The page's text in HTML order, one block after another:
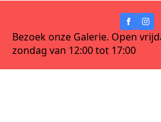
Bezoek onze Galerie. Open
zondag van 12:00 tot 17:00